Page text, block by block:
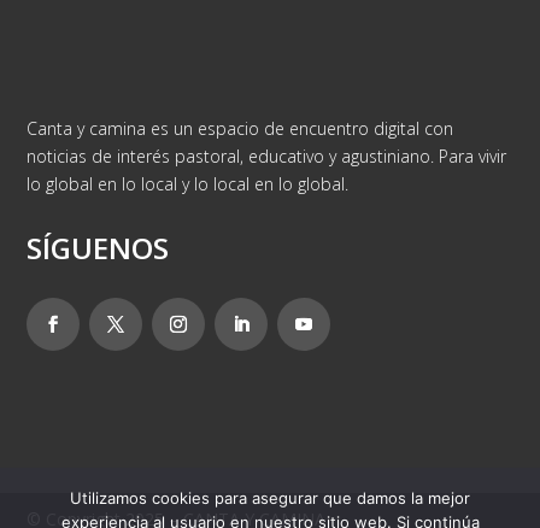
Canta y camina es un espacio de encuentro digital con
noticias de interés pastoral, educativo y agustiniano. Para vivir
lo global en lo local y lo local en lo global.
SÍGUENOS
© Copyright 2025 – CANTA Y CAMINA
Utilizamos cookies para asegurar que damos la mejor
experiencia al usuario en nuestro sitio web. Si continúa